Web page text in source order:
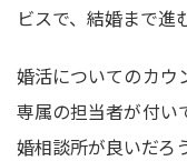
ビスで、結婚まで進
婚活についてのカウ
専属の担当者が付い
婚相談所が良いだろ